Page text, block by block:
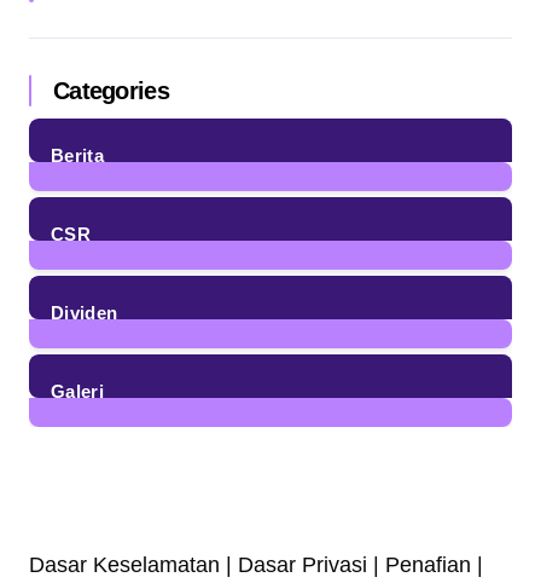
Categories
Berita
85Posts
CSR
4Posts
Dividen
23Posts
Galeri
Dasar Keselamatan | Dasar Privasi | Penafian |